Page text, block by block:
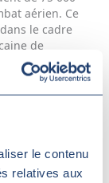
le contenu
relatives aux
aérien. Ce
le cadre
de
Award